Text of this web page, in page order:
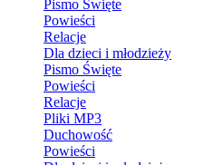
Pismo Święte
Powieści
Relacje
Dla dzieci i młodzieży
Pismo Święte
Powieści
Relacje
Pliki MP3
Duchowość
Powieści